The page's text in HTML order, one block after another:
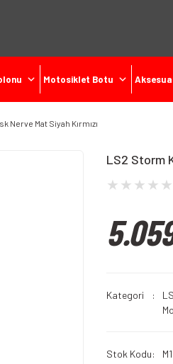
Motosiklet Botu
Nerve Mat Siyah Kırmızı
LS2 Storm
Kategori
Stok Kodu